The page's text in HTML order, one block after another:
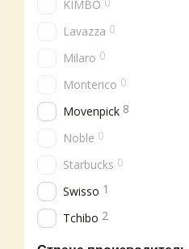
KIMBO
Lavazza 0
Milaro 0
Monterico 0
Movenpick 8
Noble 0
Starbucks 0
Swisso 1
Tchibo 2